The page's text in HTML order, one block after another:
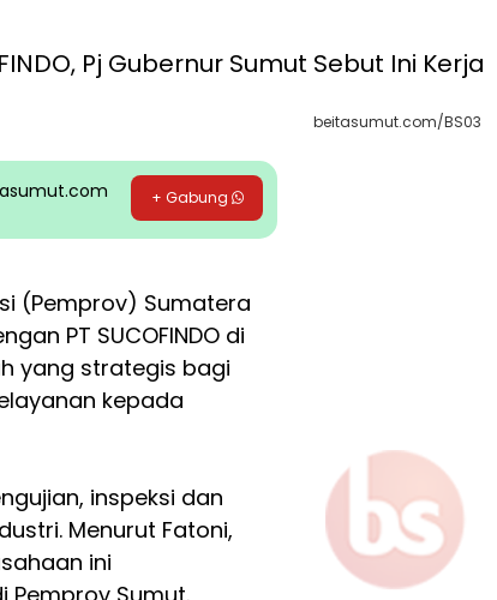
beitasumut.com/BS03
+ Gabung
(Pemprov) Sumatera
PT SUCOFINDO di
yang strategis bagi
kepada
inspeksi dan
Menurut Fatoni,
ini